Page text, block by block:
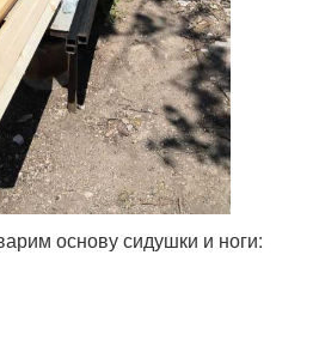
основу сидушки и ноги: